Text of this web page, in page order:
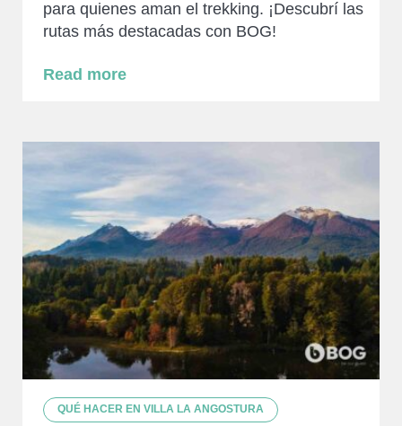
para quienes aman el trekking. ¡Descubrí las
rutas más destacadas con BOG!
Read more
QUÉ HACER EN VILLA LA ANGOSTURA